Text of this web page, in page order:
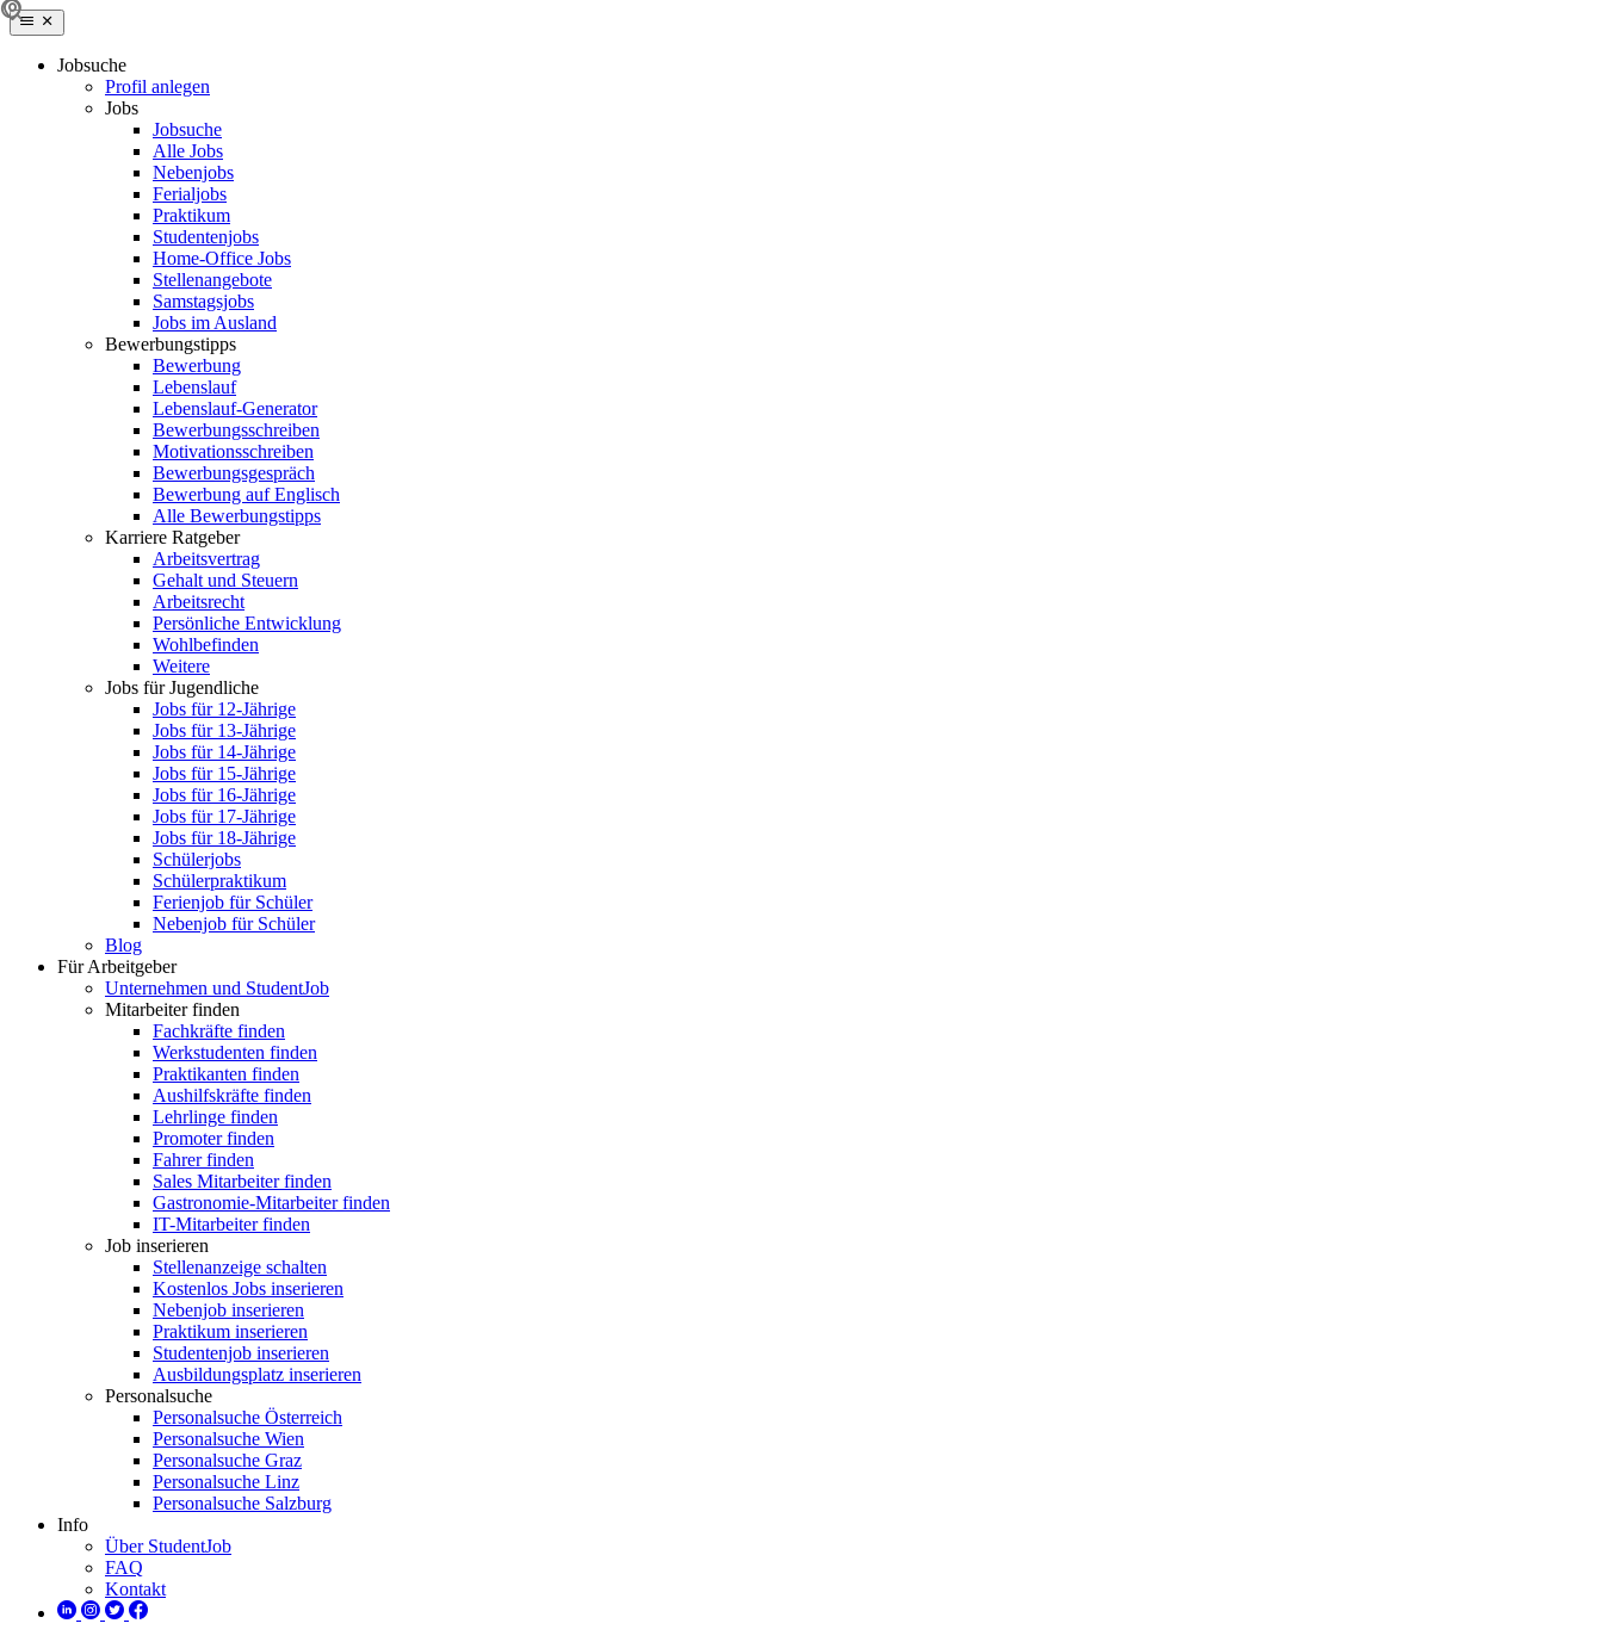
Jobsuche
Profil anlegen
Jobs
Jobsuche
Alle Jobs
Nebenjobs
Ferialjobs
Praktikum
Studentenjobs
Home-Office Jobs
Stellenangebote
Samstagsjobs
Jobs im Ausland
Bewerbungstipps
Bewerbung
Lebenslauf
Lebenslauf-Generator
Bewerbungsschreiben
Motivationsschreiben
Bewerbungsgespräch
Bewerbung auf Englisch
Alle Bewerbungstipps
Karriere Ratgeber
Arbeitsvertrag
Gehalt und Steuern
Arbeitsrecht
Persönliche Entwicklung
Wohlbefinden
Weitere
Jobs für Jugendliche
Jobs für 12-Jährige
Jobs für 13-Jährige
Jobs für 14-Jährige
Jobs für 15-Jährige
Jobs für 16-Jährige
Jobs für 17-Jährige
Jobs für 18-Jährige
Schülerjobs
Schülerpraktikum
Ferienjob für Schüler
Nebenjob für Schüler
Blog
Für Arbeitgeber
Unternehmen und StudentJob
Mitarbeiter finden
Fachkräfte finden
Werkstudenten finden
Praktikanten finden
Aushilfskräfte finden
Lehrlinge finden
Promoter finden
Fahrer finden
Sales Mitarbeiter finden
Gastronomie-Mitarbeiter finden
IT-Mitarbeiter finden
Job inserieren
Stellenanzeige schalten
Kostenlos Jobs inserieren
Nebenjob inserieren
Praktikum inserieren
Studentenjob inserieren
Ausbildungsplatz inserieren
Personalsuche
Personalsuche Österreich
Personalsuche Wien
Personalsuche Graz
Personalsuche Linz
Personalsuche Salzburg
Info
Über StudentJob
FAQ
Kontakt